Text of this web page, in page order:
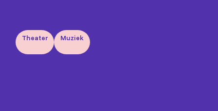
Theater Muziek